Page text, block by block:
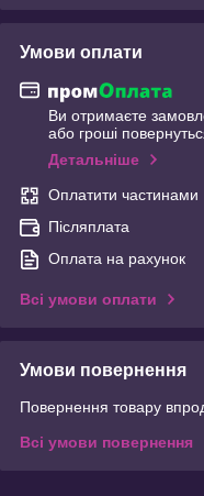
Умови оплати
Ви отримаєте
або гроші
Детальніше
Оплатити частинами
Післяплата
Оплата на рахунок
Всі умови оплати
Умови повернення
Повернення товару
Всі умови повернення